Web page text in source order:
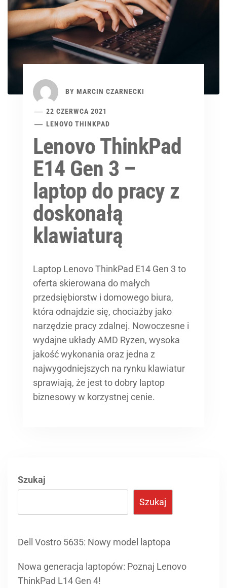
BY MARCIN CZARNECKI
22 CZERWCA 2021
LENOVO THINKPAD
Lenovo ThinkPad
E14 Gen 3 –
laptop do pracy z
doskonałą
klawiaturą
Laptop Lenovo ThinkPad E14 Gen 3 to
oferta skierowana do małych
przedsiębiorstw i domowego biura,
która odnajdzie się, chociażby jako
narzędzie pracy zdalnej. Nowoczesne i
wydajne układy AMD Ryzen, wysoka
jakość wykonania oraz jedna z
najwygodniejszych na rynku klawiatur
sprawiają, że jest to dobry laptop
biznesowy w korzystnej cenie.
Szukaj
Szukaj
Dell Vostro 5635: Nowy model laptopa
Nowa generacja laptopów: Poznaj Lenovo
ThinkPad L14 Gen 4!